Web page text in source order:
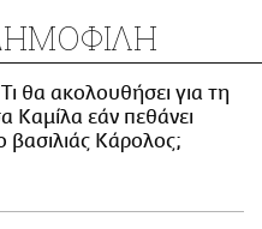
θα ακολουθήσει για τη
Καμίλα εάν πεθάνει
βασιλιάς Κάρολος;